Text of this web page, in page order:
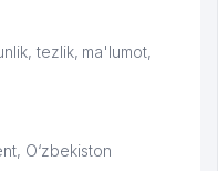
tezlik, ma'lumot,
O‘zbekiston